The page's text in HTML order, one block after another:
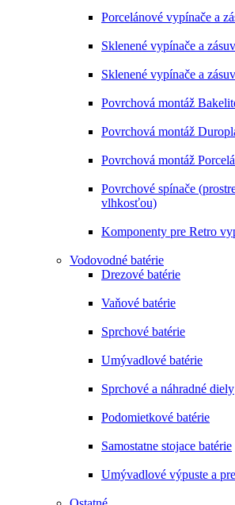
Porcelánové vypínače a
Sklenené vypínače a
Sklenené vypínače a
Povrchová montáž
Povrchová montáž
Povrchová montáž
Povrchové spínače
vlhkosťou)
Komponenty pre Retro
Vodovodné batérie
Drezové batérie
Vaňové batérie
Sprchové batérie
Umývadlové batérie
Sprchové a náhradné diely
Podomietkové batérie
Samostatne stojace batérie
Umývadlové výpuste a